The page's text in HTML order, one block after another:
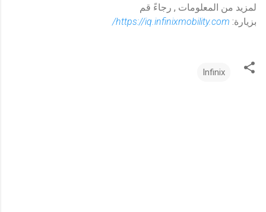
لمزيد من المعلومات , رجاءً قم
بزيارة: https://iq.infinixmobility.com/
Infinix